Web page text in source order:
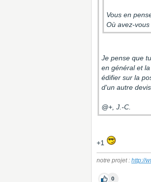
Vous en
Où avez-
Je pense que
en général et
édifier sur la
d'un autre devis.
@+, J.-C.
+1
notre projet : http://
0